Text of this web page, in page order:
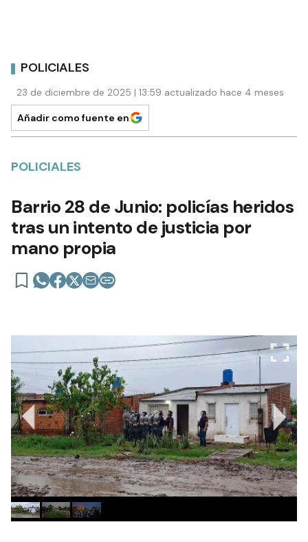
POLICIALES
23 de diciembre de 2025 | 13:59 actualizado hace 4 meses
Añadir como fuente en
POLICIALES
Barrio 28 de Junio: policías heridos
tras un intento de justicia por
mano propia